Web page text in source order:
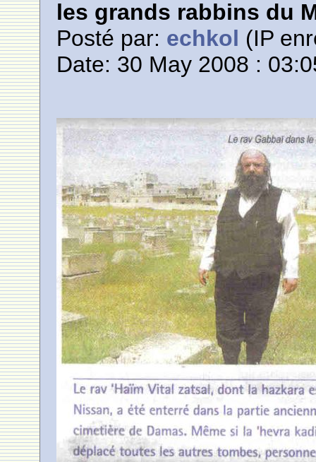
les grands rabbins du
Posté par: echkol (IP
Date: 30 May 2008 :